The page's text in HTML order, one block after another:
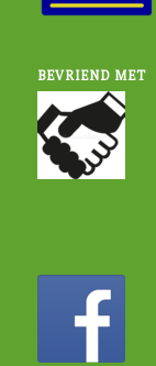
BEVRIEND MET